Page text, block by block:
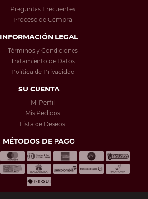
Preguntas Frecuentes
Proceso de Compra
INFORMACIÓN LEGAL
Términos y Condiciones
Tratamiento de Datos
Política de Privacidad
SU CUENTA
Mi Perfil
Mis Pedidos
Lista de Deseos
MÉTODOS DE PAGO